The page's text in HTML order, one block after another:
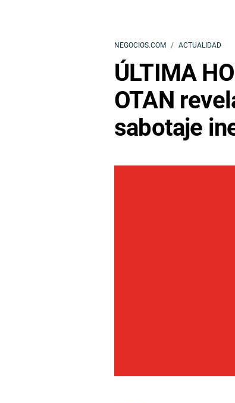
NEGOCIOS.COM ACTUALIDAD
ÚLTIMA
OTAN
sabotaje